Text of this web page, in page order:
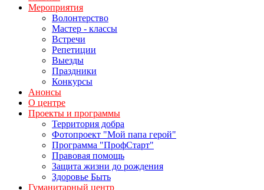
Мероприятия
Волонтерство
Мастер - классы
Встречи
Репетиции
Выезды
Праздники
Конкурсы
Анонсы
О центре
Проекты и программы
Территория добра
Фотопроект "Мой папа герой"
Программа "ПрофСтарт"
Правовая помощь
Защита жизни до рождения
Здоровье Быть
Гуманитарный центр